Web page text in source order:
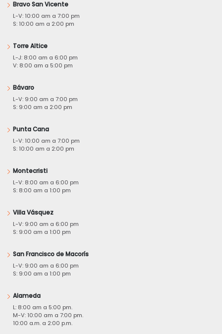
Bravo San Vicente
L-V: 10:00 am a 7:00 pm
S: 10:00 am a 2:00 pm
Torre Altice
L-J: 8:00 am a 6:00 pm
V: 8:00 am a 5:00 pm
Bávaro
L-V: 9:00 am a 7:00 pm
S: 9:00 am a 2:00 pm
Punta Cana
L-V: 10:00 am a 7:00 pm
S: 10:00 am a 2:00 pm
Montecristi
L-V: 8:00 am a 6:00 pm
S: 8:00 am a 1:00 pm
Villa Vásquez
L-V: 9:00 am a 6:00 pm
S: 9:00 am a 1:00 pm
San Francisco de Macorís
L-V: 9:00 am a 6:00 pm
S: 9:00 am a 1:00 pm
Alameda
L: 8:00 am a 5:00 pm.
M-V: 10:00 am a 7:00 pm.
10:00 a.m. a 2:00 p.m.